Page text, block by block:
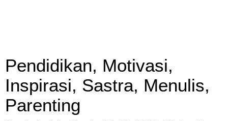
Pendidikan, Motivasi,
Inspirasi, Sastra, Menulis,
Parenting